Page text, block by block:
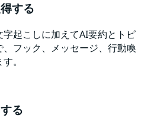
する
起こしに加えてAI要約とトピ
フック、メッセージ、行動喚
。
る